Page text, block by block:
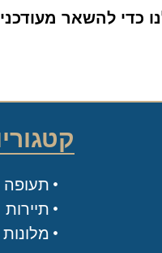
להשאר מעודכנים
קטגוריות
תעופה
תיירות
מלונות